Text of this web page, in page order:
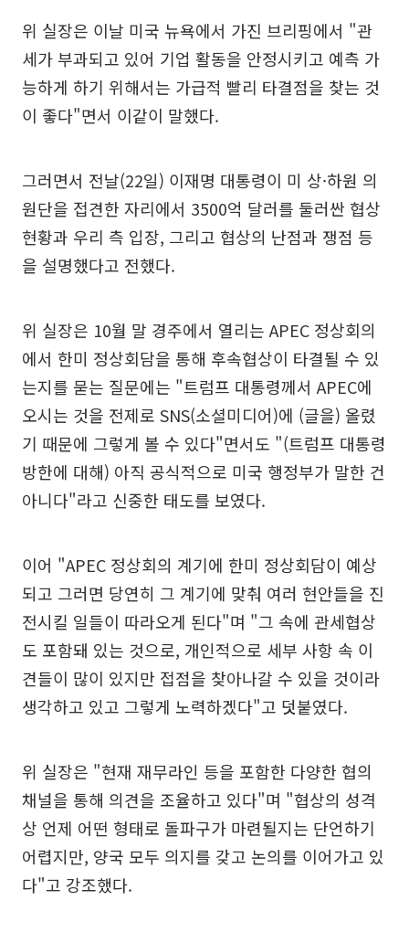
위 실장은 이날 미국 뉴욕에서 가진 브리핑에서 "관
세가 부과되고 있어 기업 활동을 안정시키고 예측 가
능하게 하기 위해서는 가급적 빨리 타결점을 찾는 것
이 좋다"면서 이같이 말했다.
그러면서 전날(22일) 이재명 대통령이 미 상·하원 의
원단을 접견한 자리에서 3500억 달러를 둘러싼 협상
현황과 우리 측 입장, 그리고 협상의 난점과 쟁점 등
을 설명했다고 전했다.
위 실장은 10월 말 경주에서 열리는 APEC 정상회의
에서 한미 정상회담을 통해 후속협상이 타결될 수 있
는지를 묻는 질문에는 "트럼프 대통령께서 APEC에
오시는 것을 전제로 SNS(소셜미디어)에 (글을) 올렸
기 때문에 그렇게 볼 수 있다"면서도 "(트럼프 대통령
방한에 대해) 아직 공식적으로 미국 행정부가 말한 건
아니다"라고 신중한 태도를 보였다.
이어 "APEC 정상회의 계기에 한미 정상회담이 예상
되고 그러면 당연히 그 계기에 맞춰 여러 현안들을 진
전시킬 일들이 따라오게 된다"며 "그 속에 관세협상
도 포함돼 있는 것으로, 개인적으로 세부 사항 속 이
견들이 많이 있지만 접점을 찾아나갈 수 있을 것이라
생각하고 있고 그렇게 노력하겠다"고 덧붙였다.
위 실장은 "현재 재무라인 등을 포함한 다양한 협의
채널을 통해 의견을 조율하고 있다"며 "협상의 성격
상 언제 어떤 형태로 돌파구가 마련될지는 단언하기
어렵지만, 양국 모두 의지를 갖고 논의를 이어가고 있
다"고 강조했다.